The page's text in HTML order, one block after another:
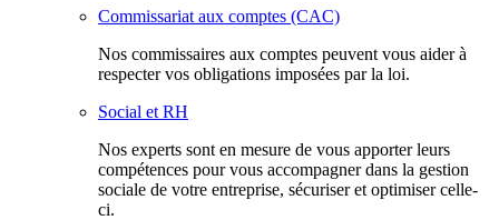
Commissariat aux comptes (CAC)
Nos commissaires aux comptes peuvent vous aider à
respecter vos obligations imposées par la loi.
Social et RH
Nos experts sont en mesure de vous apporter leurs
compétences pour vous accompagner dans la gestion
sociale de votre entreprise, sécuriser et optimiser celle-
ci.